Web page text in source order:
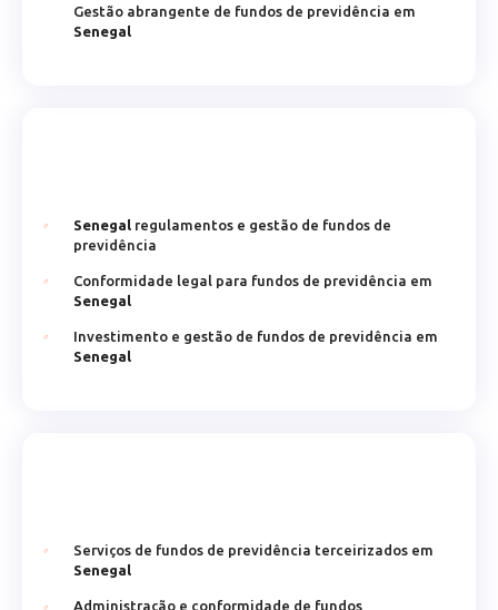
Gestão abrangente de fundos de previdência em
Senegal
Senegal regulamentos e gestão de fundos de
previdência
Conformidade legal para fundos de previdência em
Senegal
Investimento e gestão de fundos de previdência em
Senegal
Serviços de fundos de previdência terceirizados em
Senegal
Administração e conformidade de fundos